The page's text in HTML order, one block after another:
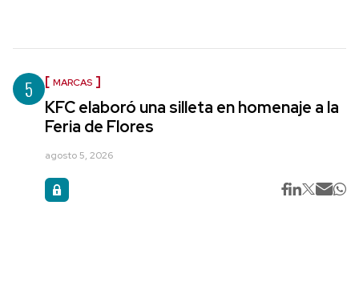
5 MARCAS
KFC elaboró una silleta en homenaje a la
Feria de Flores
agosto 5, 2026